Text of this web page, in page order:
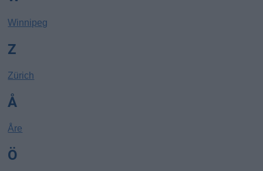
Winnipeg
Z
Zürich
Å
Åre
Ö